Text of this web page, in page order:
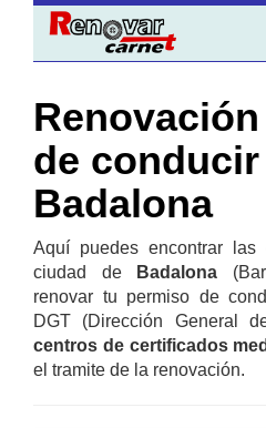
de conducir
Badalona
Aquí puedes encontrar
ciudad de
Badalona
renovar tu permiso de
DGT (Dirección General
centros de certificados
el tramite de la renovación.